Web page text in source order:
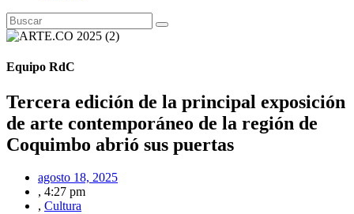
Equipo RdC
Tercera edición de la principal exposición
de arte contemporáneo de la región de
Coquimbo abrió sus puertas
agosto 18, 2025
, 4:27 pm
, Cultura